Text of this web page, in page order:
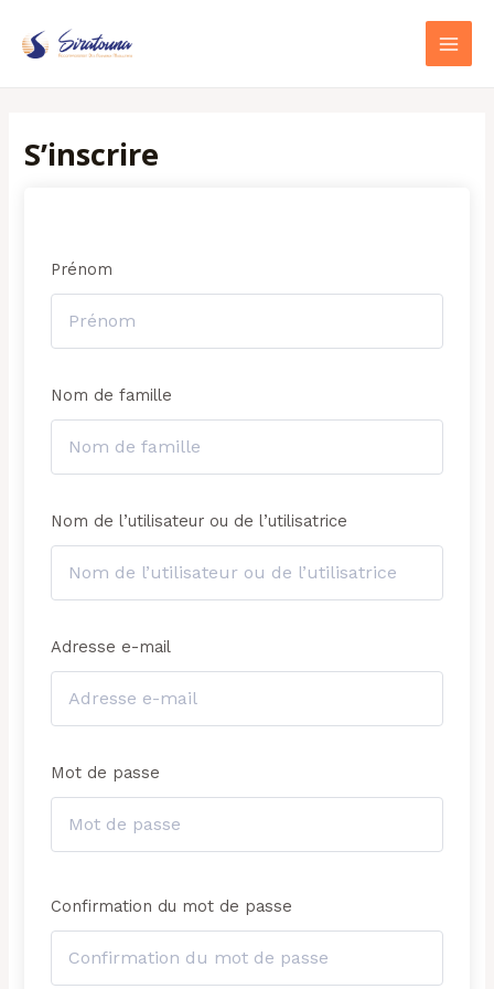
contenu
S’inscrire
Prénom
Nom de famille
Nom de l’utilisateur ou de l’utilisatrice
Adresse e-mail
Mot de passe
Confirmation du mot de passe